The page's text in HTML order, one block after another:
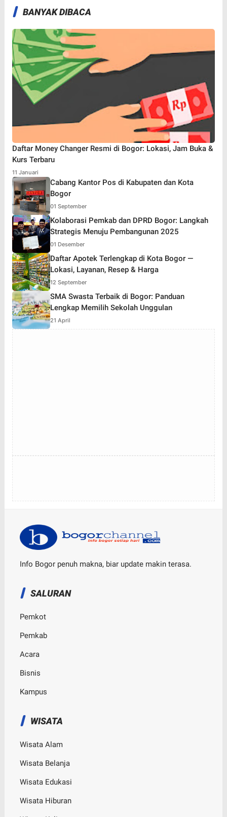
BANYAK DIBACA
Daftar Money Changer Resmi di Bogor: Lokasi, Jam Buka &
Kurs Terbaru
11 Januari
Cabang Kantor Pos di Kabupaten dan Kota
Bogor
01 September
Kolaborasi Pemkab dan DPRD Bogor: Langkah
Strategis Menuju Pembangunan 2025
01 Desember
Daftar Apotek Terlengkap di Kota Bogor —
Lokasi, Layanan, Resep & Harga
12 September
SMA Swasta Terbaik di Bogor: Panduan
Lengkap Memilih Sekolah Unggulan
21 April
Info Bogor penuh makna, biar update makin terasa.
SALURAN
Pemkot
Pemkab
Acara
Bisnis
Kampus
WISATA
Wisata Alam
Wisata Belanja
Wisata Edukasi
Wisata Hiburan